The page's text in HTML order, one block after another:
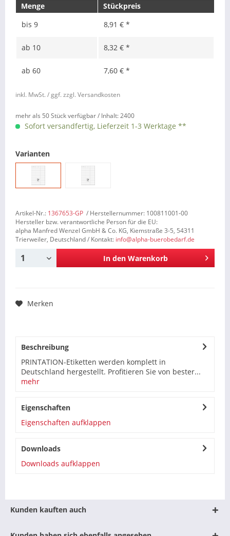
Menge
Stückpreis
bis 9 8,91 € *
ab 10 8,32 € *
ab 60 7,60 € *
inkl. MwSt. / ggf. zzgl. Versandkosten
mehr als 50 Stück verfügbar / Inhalt:2400
Sofort versandfertig, Lieferzeit 1-3 Werktage **
Varianten
Artikel-Nr.: 1367653-GP / Herstellernummer: 100811001-00
Hersteller bzw. verantwortliche Person für die EU:
alpha Manfred Wenzel GmbH & Co. KG, Kiemstraße 3-5, 54311
Trierweiler, Deutschland / Kontakt: info@alpha-buerobedarf.de
In den Warenkorb
Merken
Beschreibung
PRINTATION-Etiketten werden komplett in
Deutschland hergestellt. Profitieren Sie von bester...
mehr
Eigenschaften
Eigenschaften aufklappen
Downloads
Downloads aufklappen
Kunden kauften auch